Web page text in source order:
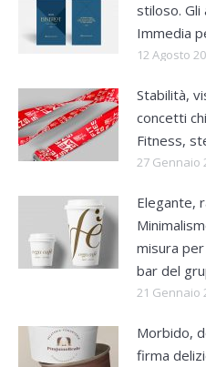
stiloso. Gli
Immedia
12 Agosto
Stabilità,
concetti
Fitness,
27 Gennaio
Elegante,
misura
bar del
21 Gennaio
Morbido,
firma